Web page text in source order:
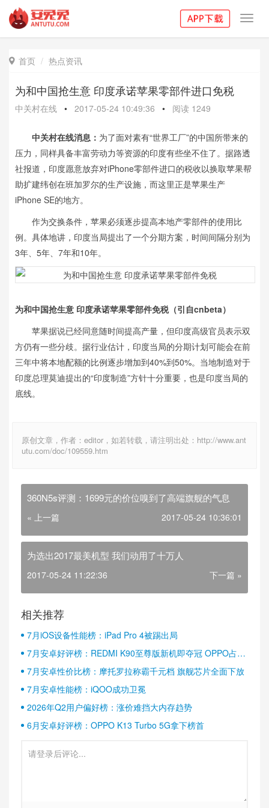
 首页 热点资讯
为和中国抢生意 印度承诺苹果零部件进口免税
中关村在线 • 2017-05-24 10:49:36 • 阅读 1249
中关村在线消息： 为了面对素有“世界工厂”的中国所带来的
压力，同样具备丰富劳动力等资源的印度有些坐不住了。据路透
社报道，印度愿意放弃对iPhone零部件进口的税收以换取苹果帮
助扩建纬创在班加罗尔的生产设施，而这里正是苹果生产
iPhone SE的地方。
作为交换条件，苹果必须逐步提高本地产零部件的使用比
例。具体地讲，印度当局提出了一个分期方案，时间间隔分别为
3年、5年、7年和10年。
为和中国抢生意 印度承诺苹果零部件免税（引自cnbeta）
苹果据说已经同意随时间提高产量，但印度高级官员表示双
方仍有一些分歧。据行业估计，印度当局的分期计划可能会在前
三年中将本地配额的比例逐步增加到40%到50%。当地制造对于
印度总理莫迪提出的“印度制造”方针十分重要，也是印度当局的
底线。
原创文章，作者：editor，如若转载，请注明出处：http://www.ant
utu.com/doc/109559.htm
360N5s评测：1699元的价位嗅到了高端旗舰的气息
« 上一篇 2017-05-24 10:36:01
为选出2017最美机型 我们动用了十万人
2017-05-24 11:22:36 下一篇 »
相关推荐
7月iOS设备性能榜：iPad Pro 4被踢出局
7月安卓好评榜：REDMI K90至尊版新机即夺冠 OPPO占据
半壁江山
7月安卓性价比榜：摩托罗拉称霸千元档 旗舰芯片全面下放
7月安卓性能榜：iQOO成功卫冕
2026年Q2用户偏好榜：涨价难挡大内存趋势
6月安卓好评榜：OPPO K13 Turbo 5G拿下榜首